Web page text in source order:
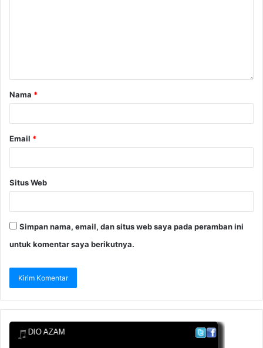
Nama *
Email *
Situs Web
Simpan nama, email, dan situs web saya pada peramban ini
untuk komentar saya berikutnya.